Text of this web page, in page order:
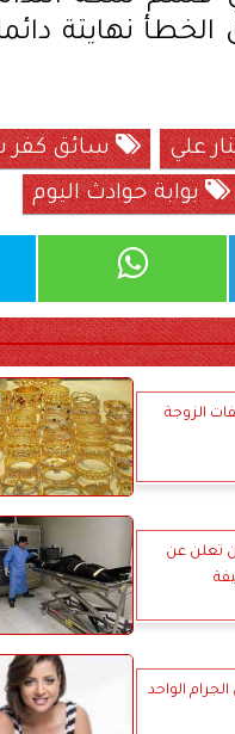
نهايتة
علي سائق كفر
بوابة حوادث اليوم
الزوجة
تعلن عن